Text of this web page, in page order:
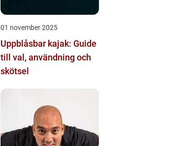
01 november 2025
Uppblåsbar kajak: Guide
till val, användning och
skötsel